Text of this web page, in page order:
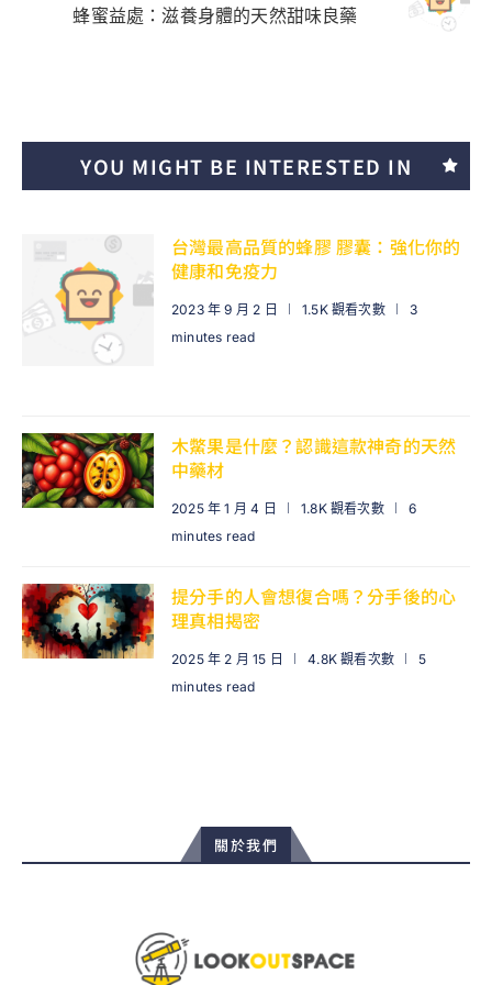
蜂蜜益處：滋養身體的天然甜味良藥
YOU MIGHT BE INTERESTED IN
台灣最高品質的蜂膠 膠囊：強化你的
健康和免疫力
2023 年 9 月 2 日 1.5K 觀看次數
3
minutes read
木鱉果是什麼？認識這款神奇的天然
中藥材
2025 年 1 月 4 日 1.8K 觀看次數
6
minutes read
提分手的人會想復合嗎？分手後的心
理真相揭密
2025 年 2 月 15 日 4.8K 觀看次數
5
minutes read
關於我們